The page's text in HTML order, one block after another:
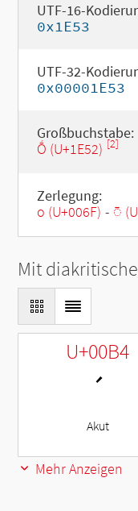
UTF-16-
0x1E53
UTF-32-
0x00001E53
Großbuchstabe:
Ṓ (U+1E52) [2]
Zerlegung:
o (U+006F) - ◌̄
Mit
U+00B4
´
Akut
Mehr Anzeigen